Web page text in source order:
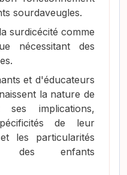
sourdaveugles.
surdicécité comme
nécessitant des
et d'éducateurs
la nature de
implications,
de leur
les particularités
des enfants